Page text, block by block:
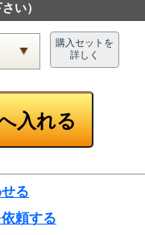
い）
購入セットを
詳しく
る
頼する